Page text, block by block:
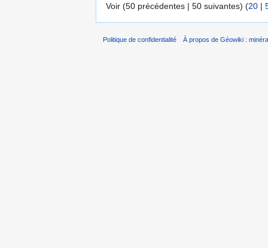
Voir (50 précédentes | 50 suivantes) (20 |
Politique de confidentialité À propos de Géowiki :